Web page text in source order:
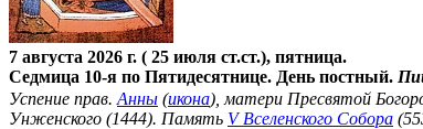
7 августа 2026 г. ( 25 июля ст.ст.), пятница.
Седмица 10-я по Пятидесятнице. День постный.
Успение прав. Анны (икона), матери Пресвятой
Унженского (1444). Память V Вселенского Собора